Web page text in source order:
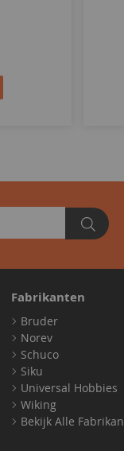
Fabrikanten
Bruder
Norev
Schuco
Siku
Universal Hobbies
Wiking
Bekijk Alle